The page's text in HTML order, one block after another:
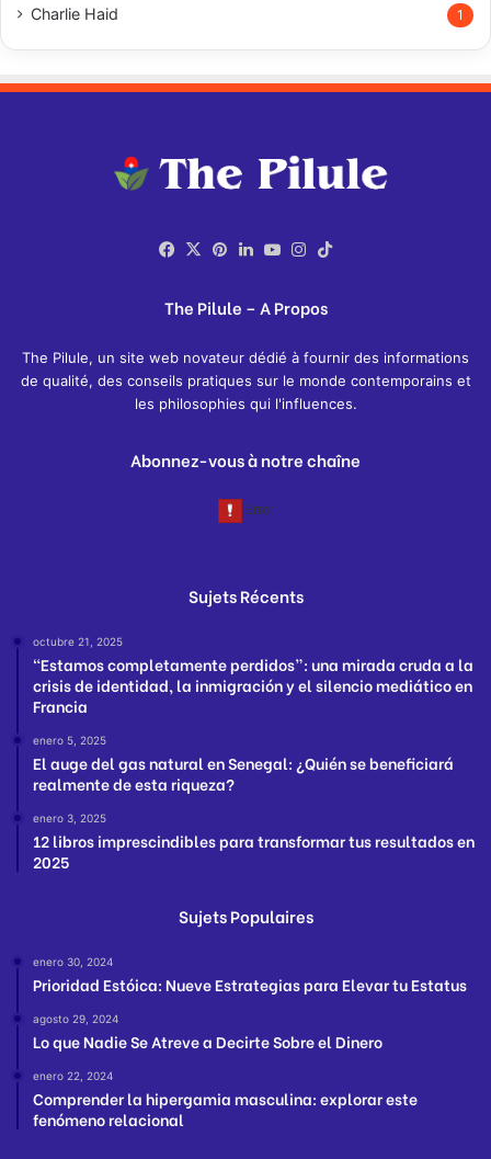
Charlie Haid 1
Facebook
X Pinterest
LinkedIn
YouTubeInstagram
The Pilule – A Propos
The Pilule, un site web novateur dédié à fournir des informations
de qualité, des conseils pratiques sur le monde contemporains et
les philosophies qui l'influences.
Abonnez-vous à notre chaîne
Sujets Récents
octubre 21, 2025
“Estamos completamente perdidos”: una mirada cruda a la
crisis de identidad, la inmigración y el silencio mediático en
Francia
enero 5, 2025
El auge del gas natural en Senegal: ¿Quién se beneficiará
realmente de esta riqueza?
enero 3, 2025
12 libros imprescindibles para transformar tus resultados en
2025
Sujets Populaires
enero 30, 2024
Prioridad Estóica: Nueve Estrategias para Elevar tu Estatus
agosto 29, 2024
Lo que Nadie Se Atreve a Decirte Sobre el Dinero
enero 22, 2024
Comprender la hipergamia masculina: explorar este
fenómeno relacional